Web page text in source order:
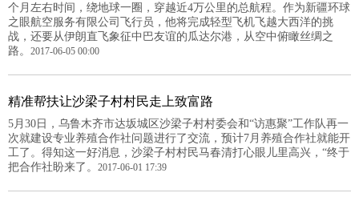
个月左右时间，绕地球一圈，穿越近4万公里的总航程。作为新疆环球
之眼航空服务有限公司飞行员，他将完成轻型飞机飞越大西洋的挑
战，还要从伊朗直飞象征中巴友谊的瓜达尔港，从空中俯瞰丝绸之
路。 2017-06-05 00:00
精准帮扶让沙梁子村村民走上致富路
5月30日，乌鲁木齐市达坂城区沙梁子村村委会和“访惠聚”工作队再一
次就建设专业养殖合作社问题进行了交流，预计7月养殖合作社就能开
工了。得知这一好消息，沙梁子村村民马春清打心眼儿里高兴，“终于
把合作社盼来了。 2017-06-01 17:39